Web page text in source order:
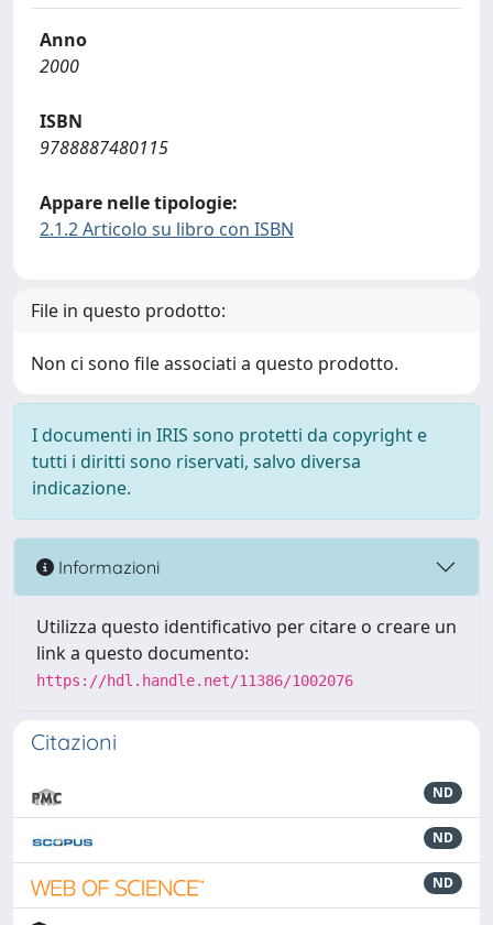
Anno
2000
ISBN
9788887480115
Appare nelle tipologie:
2.1.2 Articolo su libro con ISBN
File in questo prodotto:
Non ci sono file associati a questo prodotto.
I documenti in IRIS sono protetti da copyright e
tutti i diritti sono riservati, salvo diversa
indicazione.
Informazioni
Utilizza questo identificativo per citare o creare un
link a questo documento:
https://hdl.handle.net/11386/1002076
Citazioni
ND
ND
ND